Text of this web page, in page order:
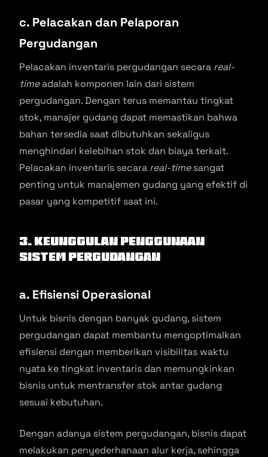
c. Pelacakan dan Pelaporan
Pergudangan
Pelacakan inventaris pergudangan secara real-
timeadalah komponen lain dari sistem
pergudangan. Dengan terus memantau tingkat
stok, manajer gudang dapat memastikan bahwa
bahan tersedia saat dibutuhkan sekaligus
menghindari kelebihan stok dan biaya terkait.
Pelacakan inventaris secara real-timesangat
penting untuk manajemen gudang yang efektif di
pasar yang kompetitif saat ini.
3. Keunggulan Penggunaan
Sistem Pergudangan
a. Efisiensi Operasional
Untuk bisnis dengan banyak gudang, sistem
pergudangan dapat membantu mengoptimalkan
efisiensi dengan memberikan visibilitas waktu
nyata ke tingkat inventaris dan memungkinkan
bisnis untuk mentransfer stok antar gudang
sesuai kebutuhan.
Dengan adanya sistem pergudangan, bisnis dapat
melakukan penyederhanaan alur kerja, sehingga